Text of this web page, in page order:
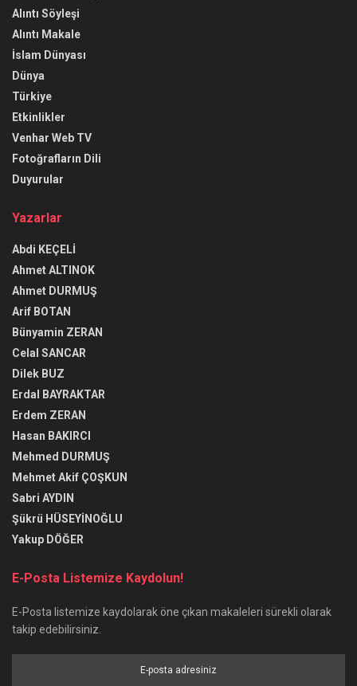
Alıntı Söyleşi
Alıntı Makale
İslam Dünyası
Dünya
Türkiye
Etkinlikler
Venhar Web TV
Fotoğrafların Dili
Duyurular
Yazarlar
Abdi KEÇELİ
Ahmet ALTINOK
Ahmet DURMUŞ
Arif BOTAN
Bünyamin ZERAN
Celal SANCAR
Dilek BUZ
Erdal BAYRAKTAR
Erdem ZERAN
Hasan BAKIRCI
Mehmed DURMUŞ
Mehmet Akif ÇOŞKUN
Sabri AYDIN
Şükrü HÜSEYİNOĞLU
Yakup DÖĞER
E-Posta Listemize Kaydolun!
E-Posta listemize kaydolarak öne çıkan makaleleri sürekli olarak
takip edebilirsiniz.